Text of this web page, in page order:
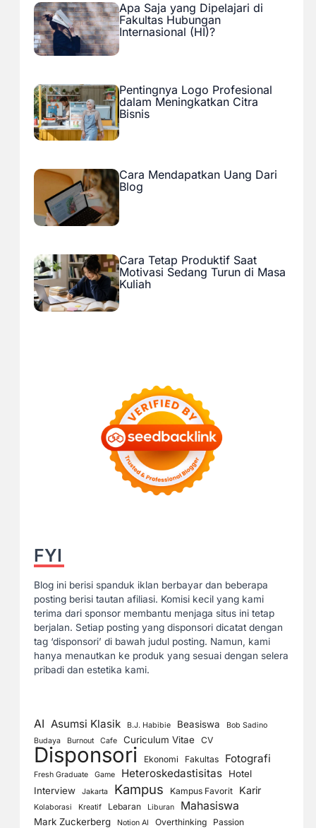
Apa Saja yang Dipelajari di
Fakultas Hubungan
Internasional (HI)?
Pentingnya Logo Profesional
dalam Meningkatkan Citra
Bisnis
Cara Mendapatkan Uang Dari
Blog
Cara Tetap Produktif Saat
Motivasi Sedang Turun di Masa
Kuliah
FYI
Blog ini berisi spanduk iklan berbayar dan beberapa
posting berisi tautan afiliasi. Komisi kecil yang kami
terima dari sponsor membantu menjaga situs ini tetap
berjalan. Setiap posting yang disponsori dicatat dengan
tag ‘disponsori’ di bawah judul posting. Namun, kami
hanya menautkan ke produk yang sesuai dengan selera
pribadi dan estetika kami.
AI Asumsi Klasik B.J. Habibie Beasiswa
Bob Sadino
Budaya
Burnout Cafe Curiculum Vitae CV
Disponsori Ekonomi Fakultas Fotografi
Fresh Graduate Game Heteroskedastisitas
Hotel
Interview
Jakarta Kampus Kampus Favorit Karir
Kolaborasi Kreatif Lebaran Liburan Mahasiswa
Mark Zuckerberg Notion AI Overthinking Passion